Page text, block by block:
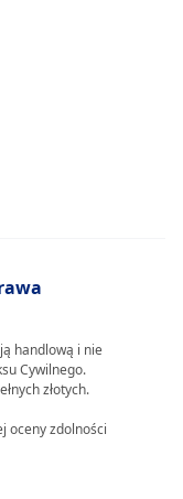
handlową i nie
Cywilnego.
złotych.
oceny zdolności